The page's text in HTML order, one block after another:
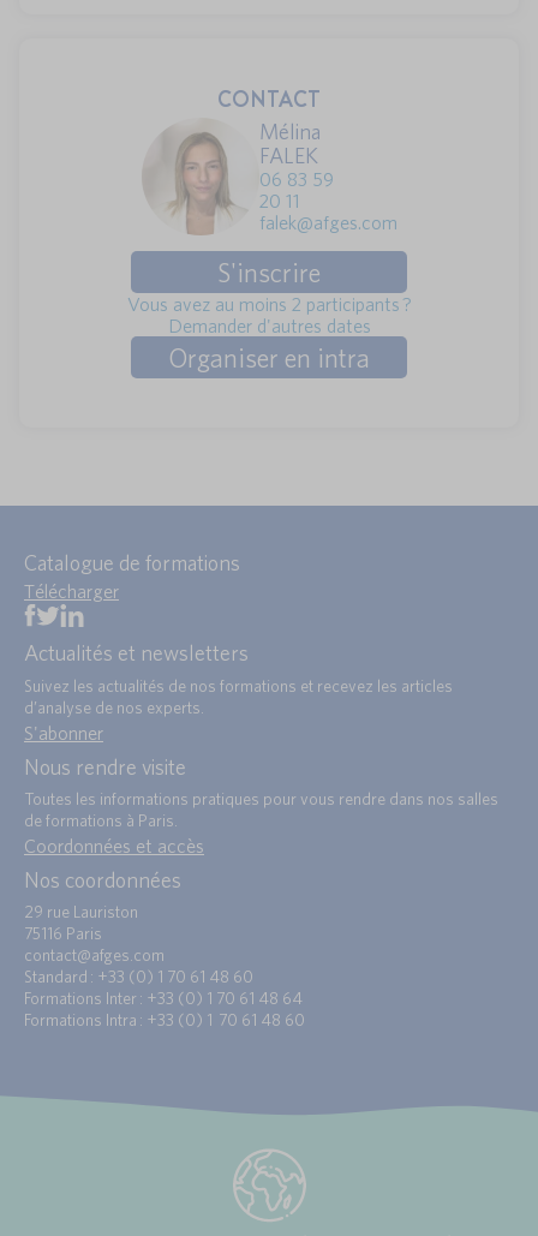
CONTACT
Mélina
FALEK
06 83 59
20 11
falek@afges.com
S'inscrire
Vous avez au moins 2 participants ?
Demander d'autres dates
Organiser en intra
Catalogue de formations
Télécharger
Actualités et newsletters
Suivez les actualités de nos formations et recevez les articles
d’analyse de nos experts.
S'abonner
Nous rendre visite
Toutes les informations pratiques pour vous rendre dans nos salles
de formations à Paris.
Coordonnées et accès
Nos coordonnées
29 rue Lauriston
75116 Paris
contact@afges.com
Standard : +33 (0) 1 70 61 48 60
Formations Inter : +33 (0) 1 70 61 48 64
Formations Intra : +33 (0) 1 70 61 48 60